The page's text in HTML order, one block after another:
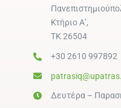
Κτήριο Α’,
ΤΚ 26504
+30 2610 997892
Δευτέρα –